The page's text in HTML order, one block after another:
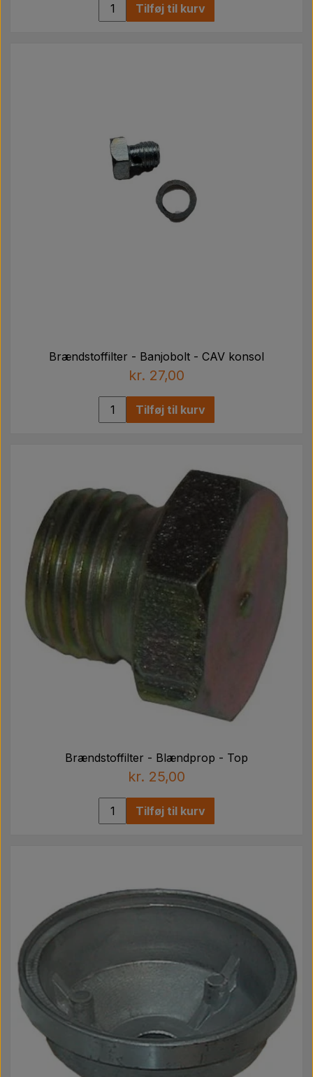
Tilføj til kurv
Brændstoffilter - Banjobolt - CAV konsol
kr. 27,00
Tilføj til kurv
Brændstoffilter - Blændprop - Top
kr. 25,00
Tilføj til kurv